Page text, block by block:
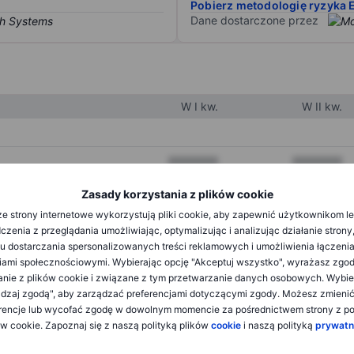
Zasady korzystania z plików cookie
strony internetowe wykorzystują pliki cookie, aby zapewnić użytkownikom
z przeglądania umożliwiając, optymalizując i analizując działanie
dostarczania spersonalizowanych treści reklamowych i umożliwienia
społecznościowymi. Wybierając opcję "Akceptuj wszystko", wyrażasz
z plików cookie i związane z tym przetwarzanie danych osobowych.
zgodą", aby zarządzać preferencjami dotyczącymi zgody. Możesz
lub wycofać zgodę w dowolnym momencie za pośrednictwem strony z
cookie. Zapoznaj się z naszą polityką plików cookie i naszą polityką
Pobierz metodologię ryzyka
Dane dostarczone przez
W I kw. W II kw.
XXXXXXX XXXXXXX
XXXXXXX
XXXXXXX XXXXXXX
XXXXXXX XXXXXXX
XXXXXXX